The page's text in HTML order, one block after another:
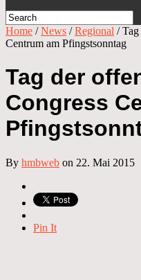
Home /News /Regional /
Centrum am Pfingstsonntag
Tag der
Congress
By hmbweb on 22. Mai 2015
Pin It